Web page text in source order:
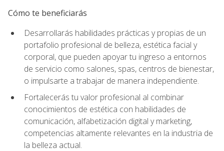
Cómo te beneficiarás
Desarrollarás habilidades prácticas y propias de un
portafolio profesional de belleza, estética facial y
corporal, que pueden apoyar tu ingreso a entornos
de servicio como salones, spas, centros de bienestar,
o impulsarte a trabajar de manera independiente.
Fortalecerás tu valor profesional al combinar
conocimientos de estética con habilidades de
comunicación, alfabetización digital y marketing,
competencias altamente relevantes en la industria de
la belleza actual.